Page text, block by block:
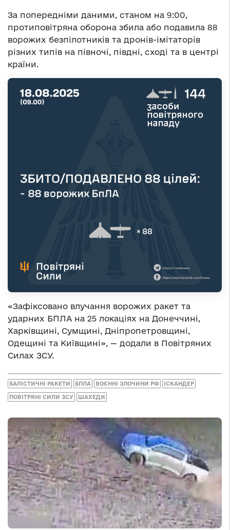
За попередніми даними, станом на 9:00,
протиповітряна оборона збила або подавила 88
ворожих безпілотників та дронів-імітаторів
різних типів на півночі, півдні, сході та в центрі
країни.
«Зафіксовано влучання ворожих ракет та
ударних БПЛА на 25 локаціях на Донеччині,
Харківщині, Сумщині, Дніпропетровщині,
Одещині та Київщині», — додали в Повітряних
Силах ЗСУ.
БАЛІСТИЧНІ РАКЕТИ БПЛА ВОЄННІ ЗЛОЧИНИ РФ ІСКАНДЕР
ПОВІТРЯНІ СИЛИ ЗСУ ШАХЕДИ